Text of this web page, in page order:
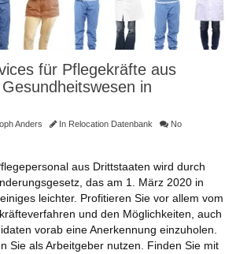
für Pflegekräfte aus
in
Anders In Relocation Datenbank
No
aus Drittstaaten wird durch
das am 1. März 2020 in
leichter. Profitieren Sie vor allem vom
und den Möglichkeiten, auch
vorab eine Anerkennung einzuholen.
Sie als Arbeitgeber nutzen. Finden Sie mit